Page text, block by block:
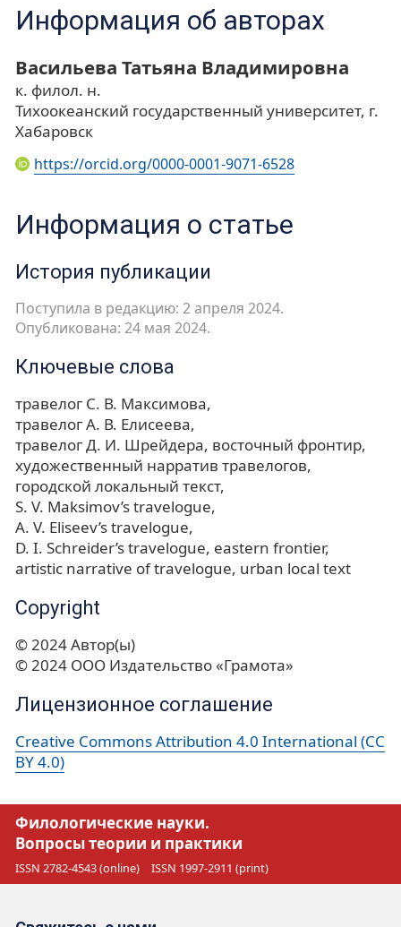
Информация об авторах
Васильева Татьяна Владимировна
к. филол. н.
Тихоокеанский государственный университет, г.
Хабаровск
https://orcid.org/0000-0001-9071-6528
Информация о статье
История публикации
Поступила в редакцию: 2 апреля 2024.
Опубликована: 24 мая 2024.
Ключевые слова
травелог С. В. Максимова
травелог А. В. Елисеева
травелог Д. И. Шрейдера восточный фронтир
художественный нарратив травелогов
городской локальный текст
S. V. Maksimov’s travelogue
A. V. Eliseev’s travelogue
D. I. Schreider’s travelogue eastern frontier
artistic narrative of travelogue urban local text
Copyright
© 2024 Автор(ы)
© 2024 ООО Издательство «Грамота»
Лицензионное соглашение
Creative Commons Attribution 4.0 International (CC
BY 4.0)
Филологические науки.
Вопросы теории и практики
ISSN 2782-4543 (online) ISSN 1997-2911 (print)